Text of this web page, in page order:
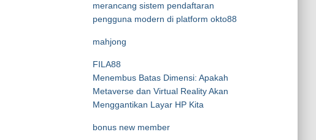
merancang sistem pendaftaran
pengguna modern di platform okto88
mahjong
FILA88
Menembus Batas Dimensi: Apakah
Metaverse dan Virtual Reality Akan
Menggantikan Layar HP Kita
bonus new member